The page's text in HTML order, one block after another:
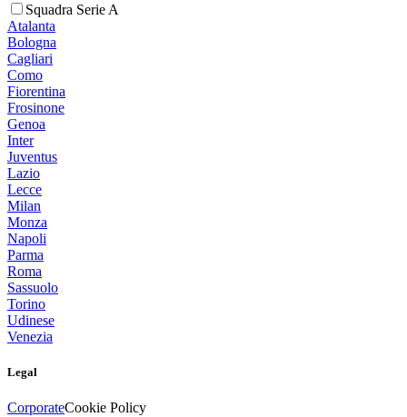
Squadra Serie A
Atalanta
Bologna
Cagliari
Como
Fiorentina
Frosinone
Genoa
Inter
Juventus
Lazio
Lecce
Milan
Monza
Napoli
Parma
Roma
Sassuolo
Torino
Udinese
Venezia
Legal
CorporateCookie Policy